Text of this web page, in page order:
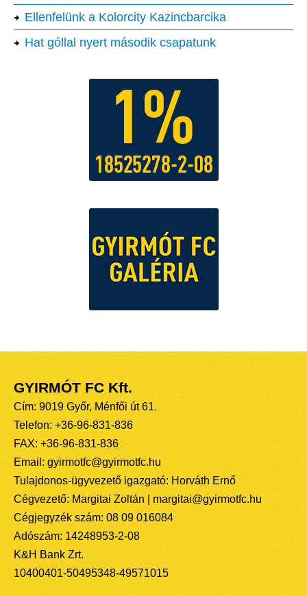
Ellenfelünk a Kolorcity Kazincbarcika
Hat góllal nyert második csapatunk
GYIRMÓT FC Kft.
Cím: 9019 Győr, Ménfői út 61.
Telefon: +36-96-831-836
FAX: +36-96-831-836
Email: gyirmotfc@gyirmotfc.hu
Tulajdonos-ügyvezető igazgató: Horváth Ernő
Cégvezető: Margitai Zoltán | margitai@gyirmotfc.hu
Cégjegyzék szám: 08 09 016084
Adószám: 14248953-2-08
K&H Bank Zrt.
10400401-50495348-49571015